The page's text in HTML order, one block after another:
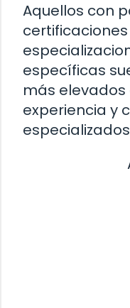
Aquellos con
específicas
más elevados
experiencia y